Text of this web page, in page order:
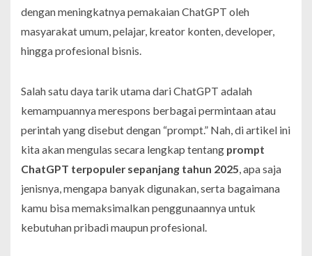
dengan meningkatnya pemakaian ChatGPT oleh
masyarakat umum, pelajar, kreator konten, developer,
hingga profesional bisnis.
Salah satu daya tarik utama dari ChatGPT adalah
kemampuannya merespons berbagai permintaan atau
perintah yang disebut dengan “prompt.” Nah, di artikel ini
kita akan mengulas secara lengkap tentang prompt
ChatGPT terpopuler sepanjang tahun 2025, apa saja
jenisnya, mengapa banyak digunakan, serta bagaimana
kamu bisa memaksimalkan penggunaannya untuk
kebutuhan pribadi maupun profesional.